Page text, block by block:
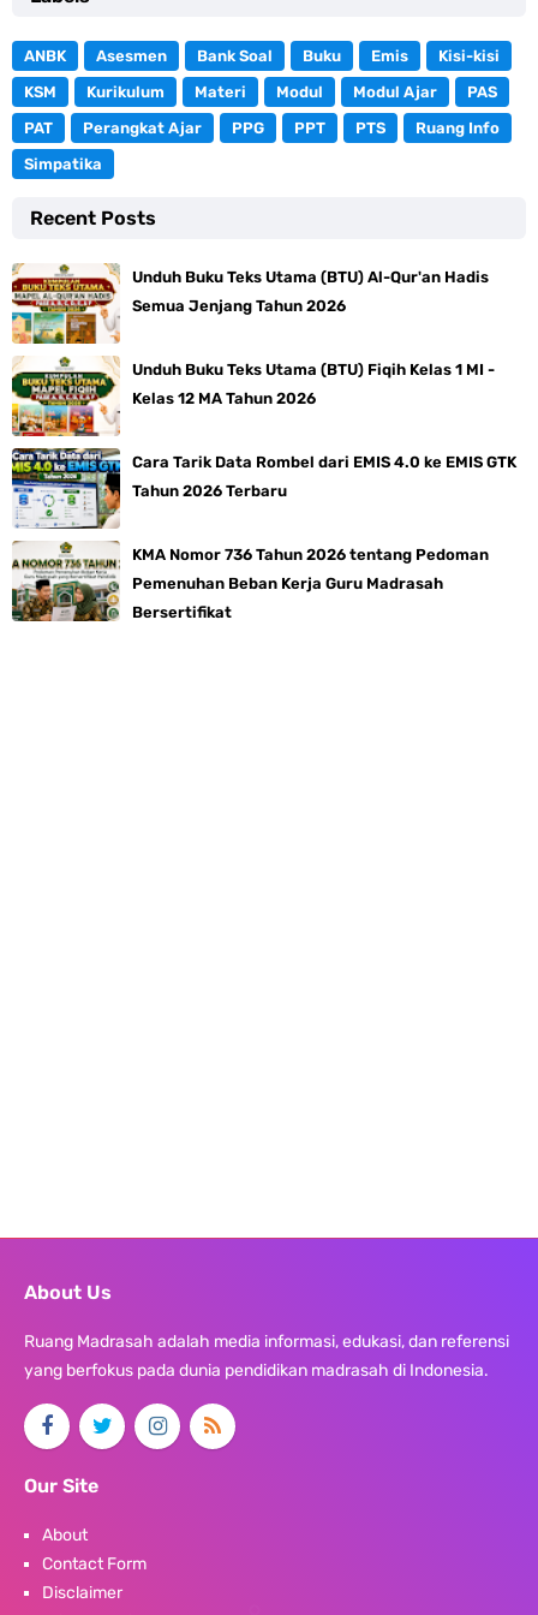
ANBK Asesmen Bank Soal Buku Emis
Kisi-kisi
KSM
Kurikulum Materi Modul Modul Ajar
PAS
PAT
Perangkat Ajar PPG PPT PTS
Ruang Info
Simpatika
Recent Posts
Unduh Buku Teks Utama (BTU) Al-Qur'an Hadis
Semua Jenjang Tahun 2026
Unduh Buku Teks Utama (BTU) Fiqih Kelas 1 MI -
Kelas 12 MA Tahun 2026
Cara Tarik Data Rombel dari EMIS 4.0 ke EMIS GTK
Tahun 2026 Terbaru
KMA Nomor 736 Tahun 2026 tentang Pedoman
Pemenuhan Beban Kerja Guru Madrasah
Bersertifikat
About Us
Ruang Madrasah adalah media informasi, edukasi, dan referensi
yang berfokus pada dunia pendidikan madrasah di Indonesia.
Our Site
About
Contact Form
Disclaimer